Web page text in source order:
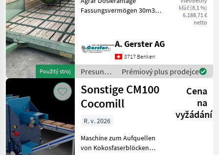
Použitý stroj
kľúč (8,1 %)
6.188,71 €
netto
Fassungsvermögen 30m3
materiálu DávkovačA. Gerster AG
8717 Benken
Presun
materiálu
/ Agrar
Prémiový plus prodejce
Sonstige CM100
Cocomill
Cena
na
vyžádání
R. v. 2026
Maschine zum Aufquellen
von Kokosfaserblöcken